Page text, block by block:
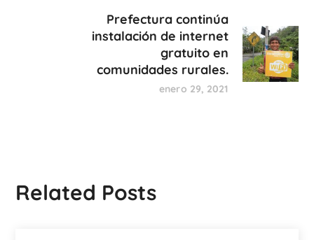
Prefectura continúa
instalación de internet
gratuito en
comunidades rurales.
enero 29, 2021
Related Posts